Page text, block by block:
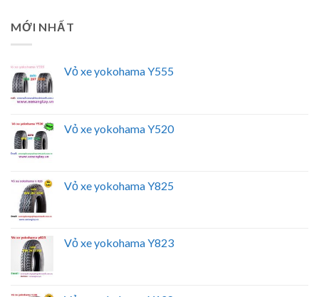
MỚI NHẤT
Vỏ xe yokohama Y555
Vỏ xe yokohama Y520
Vỏ xe yokohama Y825
Vỏ xe yokohama Y823